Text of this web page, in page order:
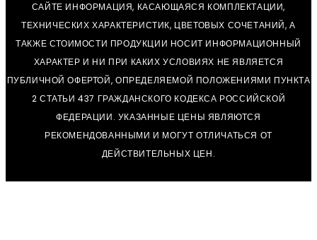
САЙТЕ ИНФОРМАЦИЯ, КАСАЮЩАЯСЯ КОМПЛЕКТАЦИИ,
ТЕХНИЧЕСКИХ ХАРАКТЕРИСТИК, ЦВЕТОВЫХ СОЧЕТАНИЙ, А
ТАКЖЕ СТОИМОСТИ ПРОДУКЦИИ НОСИТ ИНФОРМАЦИОННЫЙ
ХАРАКТЕР И НИ ПРИ КАКИХ УСЛОВИЯХ НЕ ЯВЛЯЕТСЯ
ПУБЛИЧНОЙ ОФЕРТОЙ, ОПРЕДЕЛЯЕМОЙ ПОЛОЖЕНИЯМИ ПУНКТА
2 СТАТЬИ 437 ГРАЖДАНСКОГО КОДЕКСА РОССИЙСКОЙ
ФЕДЕРАЦИИ. УКАЗАННЫЕ ЦЕНЫ ЯВЛЯЮТСЯ
РЕКОМЕНДОВАННЫМИ И МОГУТ ОТЛИЧАТЬСЯ ОТ
ДЕЙСТВИТЕЛЬНЫХ ЦЕН.